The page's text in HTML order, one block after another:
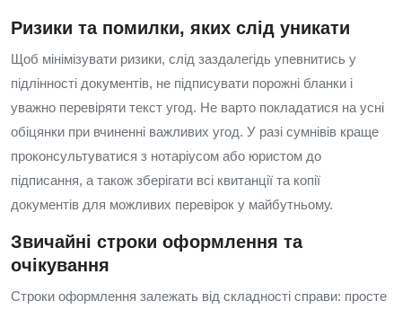
Ризики та помилки, яких слід уникати
Щоб мінімізувати ризики, слід заздалегідь упевнитись у
підлінності документів, не підписувати порожні бланки і
уважно перевіряти текст угод. Не варто покладатися на усні
обіцянки при вчиненні важливих угод. У разі сумнівів краще
проконсультуватися з нотаріусом або юристом до
підписання, а також зберігати всі квитанції та копії
документів для можливих перевірок у майбутньому.
Звичайні строки оформлення та
очікування
Строки оформлення залежать від складності справи: просте